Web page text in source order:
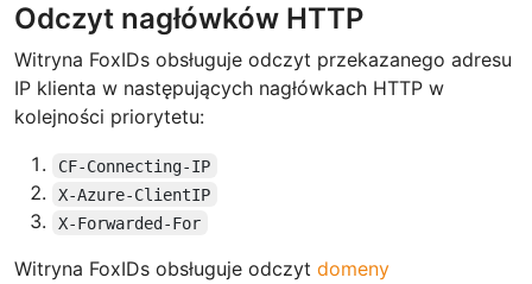
Odczyt nagłówków HTTP
Witryna FoxIDs obsługuje odczyt przekazanego adresu
IP klienta w następujących nagłówkach HTTP w
kolejności priorytetu:
CF-Connecting-IP
X-Azure-ClientIP
X-Forwarded-For
Witryna FoxIDs obsługuje odczyt domeny